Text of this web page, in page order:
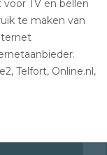
TV en bellen
te maken van
Telfort, Online.nl,